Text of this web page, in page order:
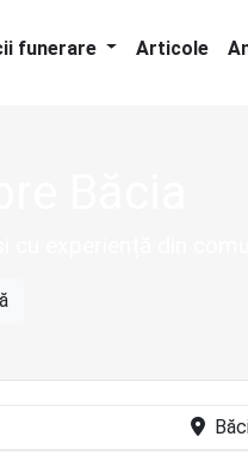
funerare Articole